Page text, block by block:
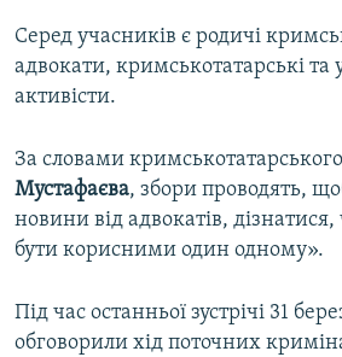
Серед учасників є родичі
адвокати, кримськотатарські та
активісти.
За словами кримськотатарського
Мустафаєва, збори проводять,
новини від адвокатів,
бути корисними один одному».
Під час останньої зустрічі 31
обговорили хід поточних